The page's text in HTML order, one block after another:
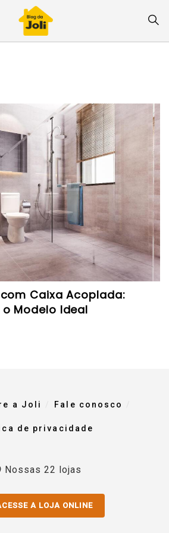
Caixa Acoplada:
Modelo Ideal
a Joli Fale conosco
de privacidade
Nossas 22 lojas
A LOJA ONLINE